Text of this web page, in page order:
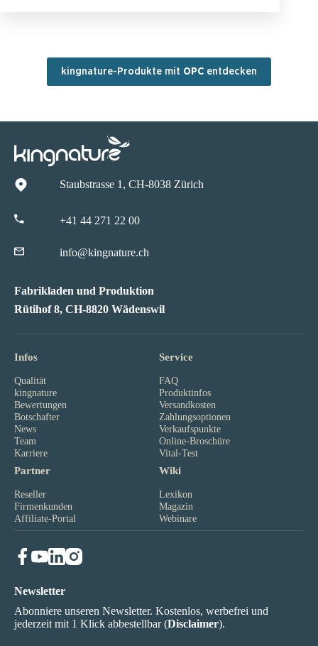
kingnature-Produkte mit OPC entdecken
Staubstrasse 1, CH-8038 Zürich
+41 44 271 22 00
info@kingnature.ch
Fabrikladen und Produktion
Rütihof 8, CH-8820 Wädenswil
Infos
Qualität
kingnature
Bewertungen
Botschafter
News
Team
Karriere
Service
FAQ
Produktinfos
Versandkosten
Zahlungsoptionen
Verkaufspunkte
Online-Broschüre
Vital-Test
Partner
Reseller
Firmenkunden
Affiliate-Portal
Wiki
Lexikon
Magazin
Webinare
Newsletter
Abonniere unseren Newsletter. Kostenlos, werbefrei und
jederzeit mit 1 Klick abbestellbar (Disclaimer).